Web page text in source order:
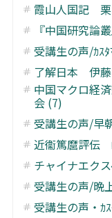
霞山人国記
『中国研究論
受講生の声/ｶｽ
了解日本 伊
中国マクロ経
会 (7)
受講生の声/早
近衞篤麿評伝
チャイナエク
受講生の声/晩
受講生の声・ｶ